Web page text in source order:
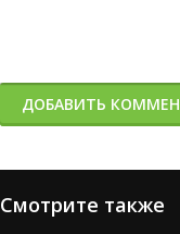
ДОБАВИТЬ
Смотрите также